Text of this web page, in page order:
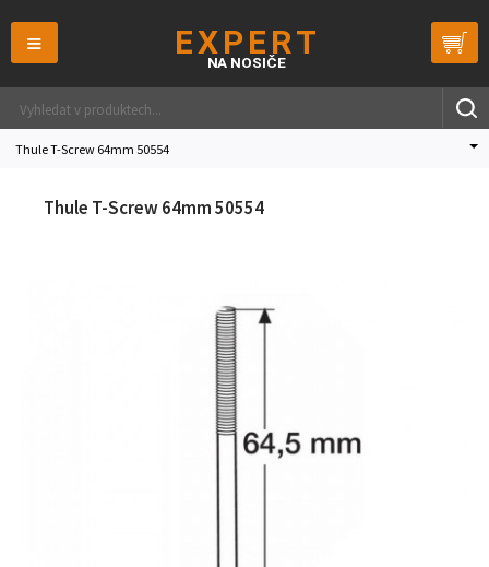
≡
Thule T-Screw 64mm 50554
Thule T-Screw 64mm 50554